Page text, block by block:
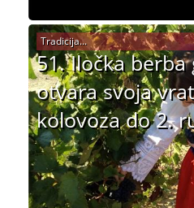
51. Iločka berba
otvara svoja
kolovoza do 2.
Tradicija...